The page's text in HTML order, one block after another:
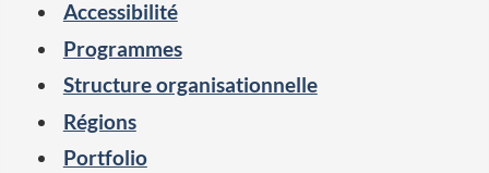
Accessibilité
Programmes
Structure organisationnelle
Régions
Portfolio